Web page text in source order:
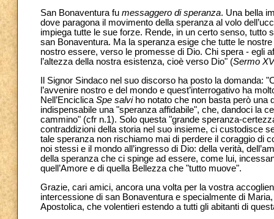
San Bonaventura fu messaggero di speranza. Una bella
dove paragona il movimento della speranza al volo
impiega tutte le sue forze. Rende, in un certo senso,
san Bonaventura. Ma la speranza esige che tutte le
nostro essere, verso le promesse di Dio. Chi spera - egli
l’altezza della nostra esistenza, cioè verso Dio" (Sermo
Il Signor Sindaco nel suo discorso ha posto la domanda:
l’avvenire nostro e del mondo e quest’interrogativo ha
Nell’Enciclica Spe salviho notato che non basta però una
indispensabile una "speranza affidabile", che, dandoci la
cammino" (cfr n.1). Solo questa "grande speranza-
contraddizioni della storia nel suo insieme, ci custodisce
tale speranza non rischiamo mai di perdere il coraggio di
noi stessi e il mondo all’ingresso di Dio: della verità,
della speranza che ci spinge ad essere, come lui,
quell’Amore e di quella Bellezza che "tutto muove".
Grazie, cari amici, ancora una volta per la vostra
intercessione di san Bonaventura e specialmente di
Apostolica, che volentieri estendo a tutti gli abitanti di